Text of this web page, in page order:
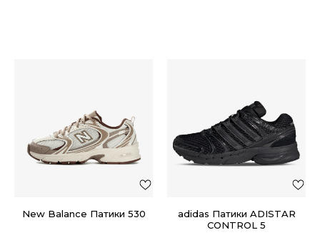
New Balance Патики 530
adidas Патики ADISTAR
CONTROL 5